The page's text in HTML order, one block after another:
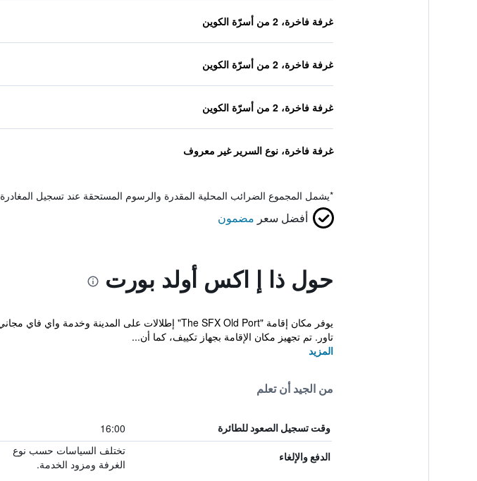
غرفة فاخرة، 2 من أسرّة الكوين
غرفة فاخرة، 2 من أسرّة الكوين
غرفة فاخرة، 2 من أسرّة الكوين
غرفة فاخرة، نوع السرير غير معروف
*يشمل المجموع الضرائب المحلية المقدرة والرسوم المستحقة عند تسجيل
أفضل سعر مضمون
حول ذا إ اكس أولد بورت
تاور. تم تجهيز مكان الإقامة بجهاز تكييف، كما أن...
المزيد
من الجيد أن تعلم
وقت تسجيل الصعود للطائرة 16:00
الدفع والإلغاء
تختلف السياسات حسب نوع
الغرفة ومزود الخدمة.